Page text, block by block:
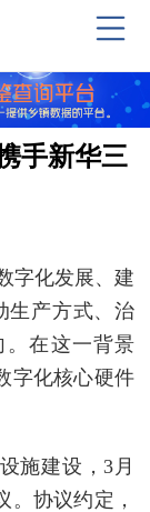
手新华三
字化发展、建
生产方式、治
。在这一背景
字化核心硬件
施建设，3月
。协议约定，